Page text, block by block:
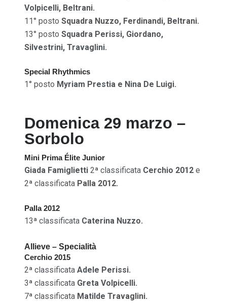
Volpicelli, Beltrani.
11° posto Squadra Nuzzo, Ferdinandi, Beltrani.
13° posto Squadra Perissi, Giordano,
Silvestrini, Travaglini.
Special Rhythmics
1° posto Myriam Prestia e Nina De Luigi.
Domenica 29 marzo –
Sorbolo
Mini Prima Élite Junior
Giada Famiglietti 2ª classificata Cerchio 2012 e
2ª classificata Palla 2012.
Palla 2012
13ª classificata Caterina Nuzzo.
Allieve – Specialità
Cerchio 2015
2ª classificata Adele Perissi.
3ª classificata Greta Volpicelli.
7ª classificata Matilde Travaglini.